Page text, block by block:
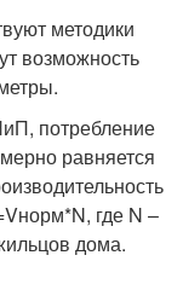
методики
возможность
потребление
равняется
где N –
дома.